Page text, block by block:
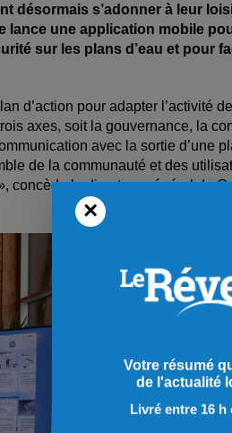
désormais s’adonner à leur
lance une application mobile
sur les plans d’eau et pour
d’action pour adapter l’activité
axes, soit la gouvernance, la
avec la sortie d’une
de la communauté et des
concède le directeur général de
×
Votre résumé
de l'actualité
Livré entre 16 h